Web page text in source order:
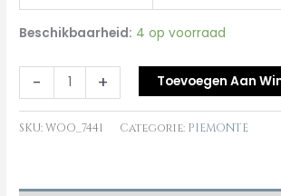
Beschikbaarheid: 4 op voorraad
- + Toevoegen Aan
SKU:WOO_7441 Categorie: PIEMONTE